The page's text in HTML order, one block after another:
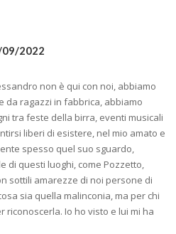
2022
non è qui con noi, abbiamo
da ragazzi in fabbrica, abbiamo
tra feste della birra, eventi musicali
liberi di esistere, nel mio amato e
spesso quel suo sguardo,
di questi luoghi, come Pozzetto,
sottili amarezze di noi persone di
sia quella malinconia, ma per chi
Io ho visto e lui mi ha